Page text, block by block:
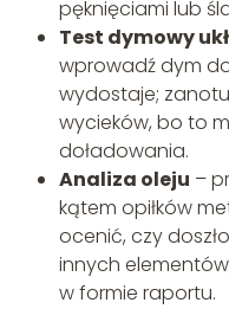
pęknięciami lub
Test dymowy
wprowadź dym
wydostaje;
wycieków, bo to
doładowania.
Analiza oleju –
kątem opiłków
ocenić, czy
innych
w formie raportu.